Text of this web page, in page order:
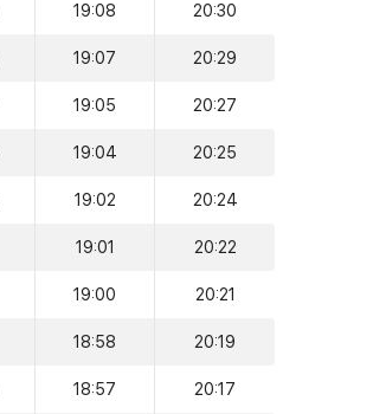
19:08 20:30
19:07 20:29
19:05 20:27
19:04 20:25
19:02 20:24
19:01 20:22
19:00 20:21
18:58 20:19
18:57 20:17